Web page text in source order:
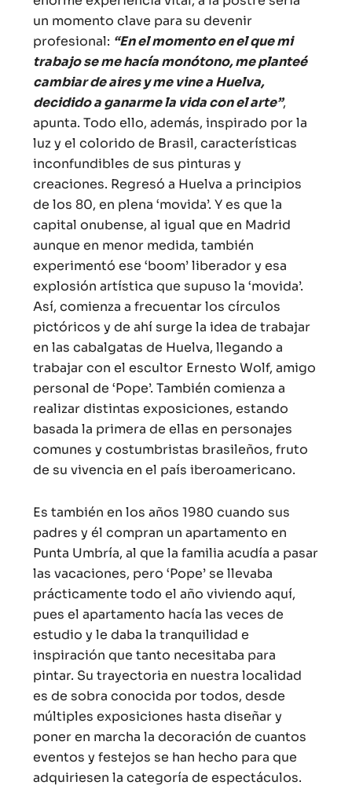
un momento clave para su devenir
profesional: “En el momento en el que mi
trabajo se me hacía monótono, me planteé
cambiar de aires y me vine a Huelva,
decidido a ganarme la vida con el arte”,
apunta. Todo ello, además, inspirado por la
luz y el colorido de Brasil, características
inconfundibles de sus pinturas y
creaciones. Regresó a Huelva a principios
de los 80, en plena ‘movida’. Y es que la
capital onubense, al igual que en Madrid
aunque en menor medida, también
experimentó ese ‘boom’ liberador y esa
explosión artística que supuso la ‘movida’.
Así, comienza a frecuentar los círculos
pictóricos y de ahí surge la idea de trabajar
en las cabalgatas de Huelva, llegando a
trabajar con el escultor Ernesto Wolf, amigo
personal de ‘Pope’. También comienza a
realizar distintas exposiciones, estando
basada la primera de ellas en personajes
comunes y costumbristas brasileños, fruto
de su vivencia en el país iberoamericano.
Es también en los años 1980 cuando sus
padres y él compran un apartamento en
Punta Umbría, al que la familia acudía a pasar
las vacaciones, pero ‘Pope’ se llevaba
prácticamente todo el año viviendo aquí,
pues el apartamento hacía las veces de
estudio y le daba la tranquilidad e
inspiración que tanto necesitaba para
pintar. Su trayectoria en nuestra localidad
es de sobra conocida por todos, desde
múltiples exposiciones hasta diseñar y
poner en marcha la decoración de cuantos
eventos y festejos se han hecho para que
adquiriesen la categoría de espectáculos.